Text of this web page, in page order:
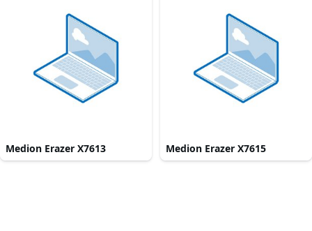
Medion Erazer X7613 Medion Erazer X7615